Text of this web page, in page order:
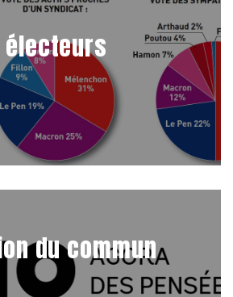
électeurs
du commun